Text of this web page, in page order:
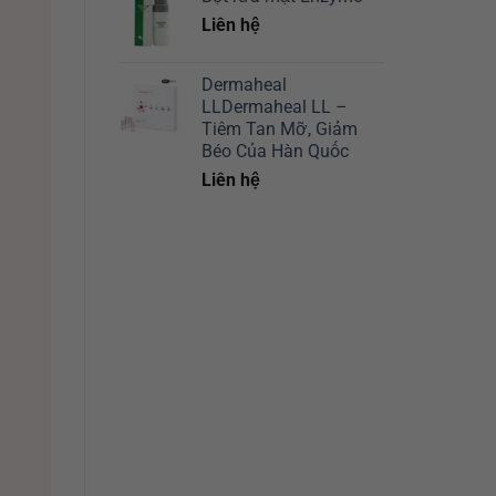
Liên hệ
Dermaheal
LLDermaheal LL –
Tiêm Tan Mỡ, Giảm
Béo Của Hàn Quốc
Liên hệ